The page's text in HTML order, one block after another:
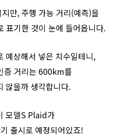
만, 주행 가능 거리(예측)을
표기한 것이 눈에 들어옵니다.
예상해서 넣은 치수일테니,
증 거리는 600km를
않을까 생각합니다.
모델S Plaid가
출시로 예정되어있죠!